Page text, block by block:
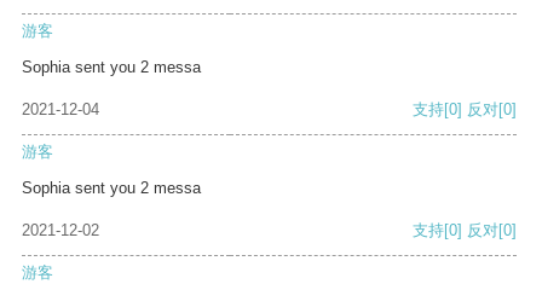
游客
Sophia sent you 2 messa
2021-12-04 支持[0] 反对[0]
游客
Sophia sent you 2 messa
2021-12-02 支持[0] 反对[0]
游客